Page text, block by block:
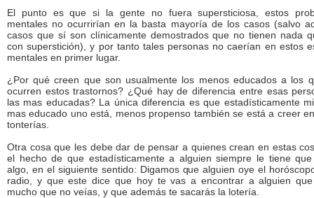
El punto es que si la gente no fuera supersticiosa, estos
mentales no ocurrirían en la basta mayoría de los casos (salvo
casos que sí son clínicamente demostrados que no tienen nada
con superstición), y por tanto tales personas no caerían en estos
mentales en primer lugar.
¿Por qué creen que son usualmente los menos educados a los
ocurren estos trastornos? ¿Qué hay de diferencia entre esas
las mas educadas? La única diferencia es que estadísticamente
mas educado uno está, menos propenso también se está a creer
tonterías.
Otra cosa que les debe dar de pensar a quienes crean en estas
el hecho de que estadísticamente a alguien siempre le tiene
algo, en el siguiente sentido: Digamos que alguien oye el
radio, y que este dice que hoy te vas a encontrar a alguien
mucho que no veías, y que además te sacarás la lotería.